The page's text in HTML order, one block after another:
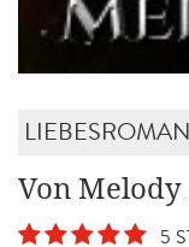
Von Melody
5